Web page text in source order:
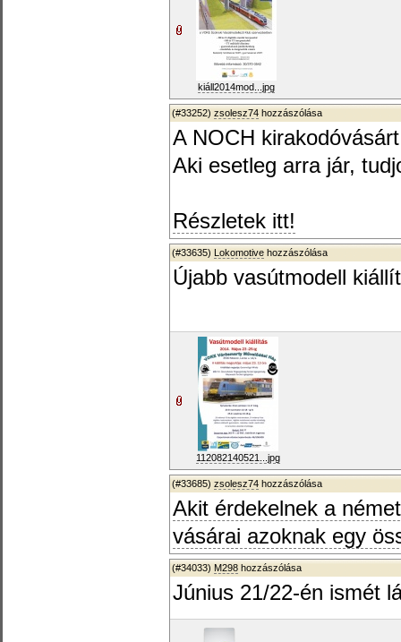
kiáll2014mod...jpg
(#33252) zsolesz74 hozzászólása
A NOCH
Aki esetleg arra jár,
Részletek itt!
(#33635) Lokomotive hozzászólása
Újabb vasútmodell
112082140521...jpg
(#33685) zsolesz74 hozzászólása
Akit érdekelnek a
vásárai azoknak egy
(#34033) M298 hozzászólása
Június 21/22-én ismét